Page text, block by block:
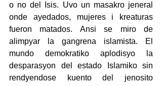
o no del Isis. Uvo un masakro jeneral
onde ayedados, mujeres i kreaturas
fueron matados. Ansi se miro de
alimpyar la gangrena islamista. El
mundo demokratiko aplodisyo la
desparasyon del estado Islamiko sin
rendyendose kuento del jenosito